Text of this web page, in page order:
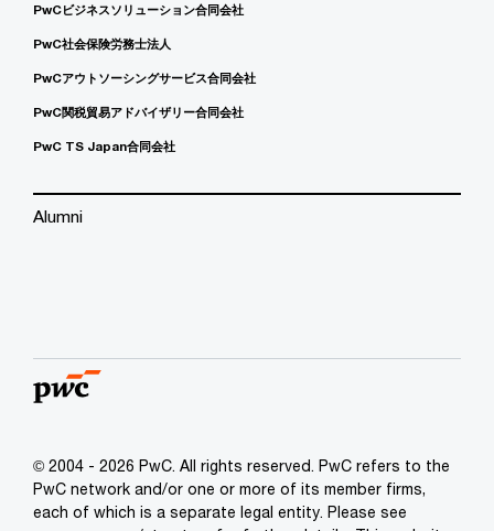
PwCビジネスソリューション合同会社
PwC社会保険労務士法人
PwCアウトソーシングサービス合同会社
PwC関税貿易アドバイザリー合同会社
PwC TS Japan合同会社
Alumni
© 2004 - 2026 PwC. All rights reserved. PwC refers to the
PwC network and/or one or more of its member firms,
each of which is a separate legal entity. Please see